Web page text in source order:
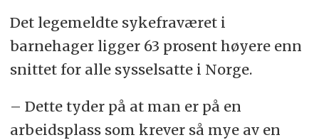
Det legemeldte sykefraværet i
barnehager ligger 63 prosent høyere enn
snittet for alle sysselsatte i Norge.
– Dette tyder på at man er på en
arbeidsplass som krever så mye av en